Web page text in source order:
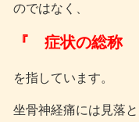
のではなく、
『 症状の総称
を指しています。
坐骨神経痛には見落